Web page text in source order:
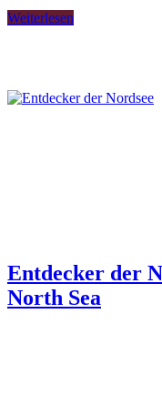
Weiterlesen
Entdecker der
North Sea